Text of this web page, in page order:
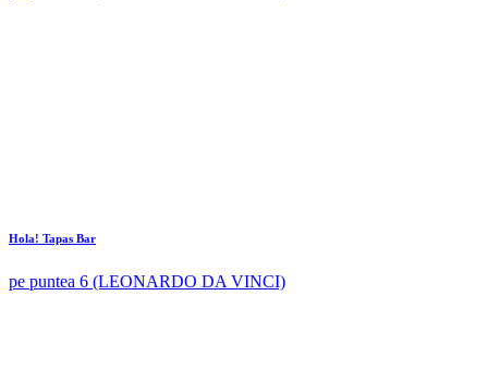
Hola! Tapas Bar
pe puntea 6 (LEONARDO DA VINCI)